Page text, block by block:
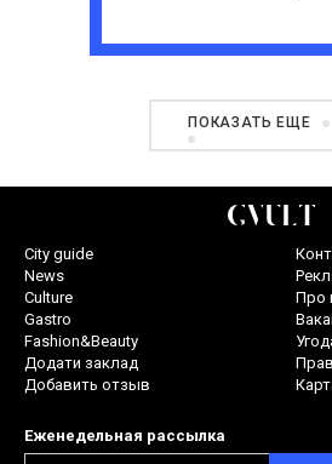
ПОКАЗАТЬ ЕЩЕ
City guide
News
Culture
Gastro
Fashion&Beauty
Додати заклад
Добавить отзыв
Про
Еженедельная рассылка